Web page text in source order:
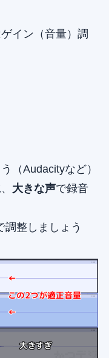
イン（音量）調
（Audacityなど）
、 大きな声で録音
調整しましょう